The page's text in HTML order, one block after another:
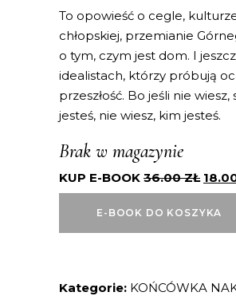
podstawie
oceny
klienta
To opowieść o cegle,
chłopskiej, przemianie
o tym, czym jest dom. I
idealistach, którzy próbują
przeszłość. Bo jeśli nie wiesz,
jesteś, nie wiesz, kim jesteś.
Brak w magazynie
KUP E-BOOK 36.00ZŁ
E-BOOK DO KOSZYKA
Kategorie: KOŃCÓWKA